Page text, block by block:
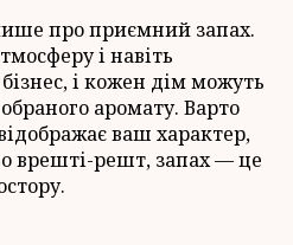
про приємний запах.
і навіть
і кожен дім можуть
аромату. Варто
ваш характер,
врешті-решт, запах — це